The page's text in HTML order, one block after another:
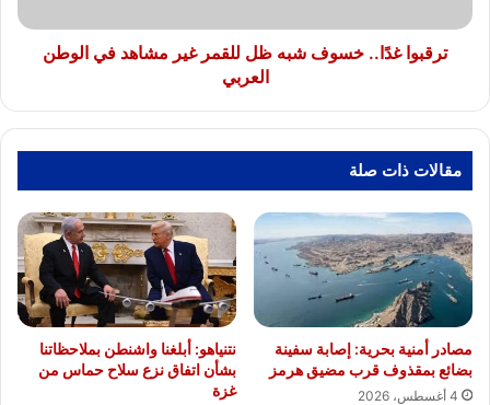
في
الوطنترقبوا غدًا.. خسوف شبه ظل للقمر غير مشاهد في الوطن
العربي
مقالات ذات صلة
مصادر أمنية بحرية: إصابة سفينة
بضائع بمقذوف قرب مضيق هرمز
4 أغسطس، 2026
نتنياهو: أبلغنا واشنطن بملاحظاتنا
بشأن اتفاق نزع سلاح حماس من
غزة